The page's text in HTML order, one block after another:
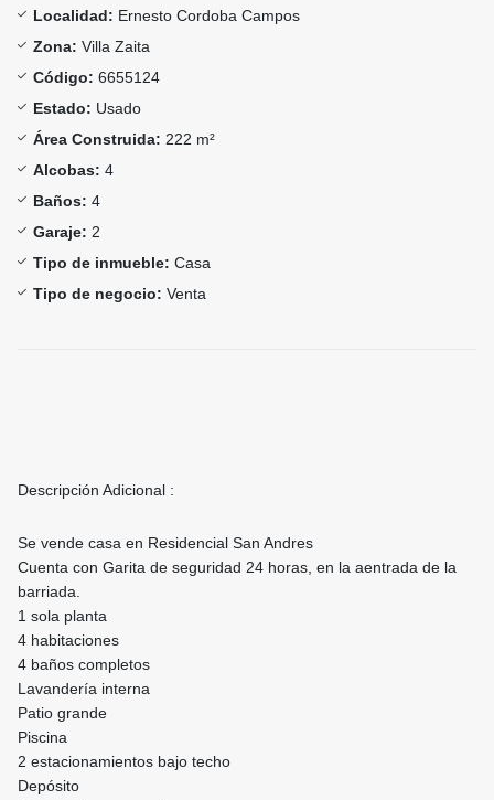
Localidad: Ernesto Cordoba Campos
Zona: Villa Zaita
Código: 6655124
Estado: Usado
Área Construida: 222 m²
Alcobas: 4
Baños: 4
Garaje: 2
Tipo de inmueble: Casa
Tipo de negocio: Venta
Descripción Adicional :
Se vende casa en Residencial San Andres
Cuenta con Garita de seguridad 24 horas, en la aentrada de la
barriada.
1 sola planta
4 habitaciones
4 baños completos
Lavandería interna
Patio grande
Piscina
2 estacionamientos bajo techo
Depósito